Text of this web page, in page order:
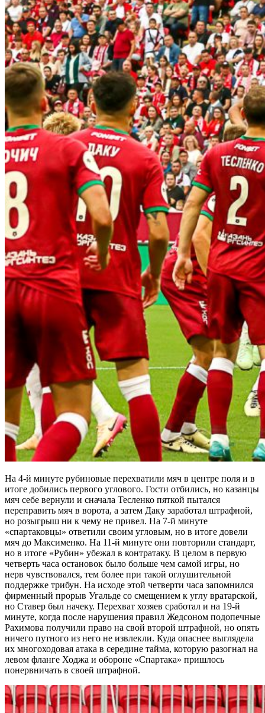
На 4-й минуте рубиновые перехватили мяч в центре поля и в
итоге добились первого углового. Гости отбились, но казанцы
мяч себе вернули и сначала Тесленко пяткой пытался
переправить мяч в ворота, а затем Даку заработал штрафной,
но розыгрыш ни к чему не привел. На 7-й минуте
«спартаковцы» ответили своим угловым, но в итоге довели
мяч до Максименко. На 11-й минуте они повторили стандарт,
но в итоге «Рубин» убежал в контратаку. В целом в первую
четверть часа остановок было больше чем самой игры, но
нерв чувствовался, тем более при такой оглушительной
поддержке трибун. На исходе этой четверти часа запомнился
фирменный прорыв Угальде со смещением к углу вратарской,
но Ставер был начеку. Перехват хозяев сработал и на 19-й
минуте, когда после нарушения правил Жедсоном подопечные
Рахимова получили право на свой второй штрафной, но опять
ничего путного из него не извлекли. Куда опаснее выглядела
их многоходовая атака в середине тайма, которую разогнал на
левом фланге Ходжа и обороне «Спартака» пришлось
понервничать в своей штрафной.